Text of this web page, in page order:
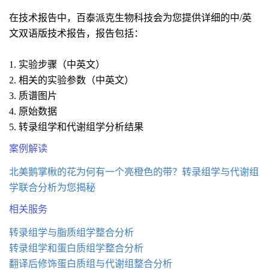
在技术报告中，百泰派克生物科技会为您提供详细的中/英
文双语版技术报告，报告包括：
1. 实验步骤（中英文）
2. 相关的实验参数（中英文）
3. 质谱图片
4. 原始数据
5. 转录组学和代谢组学分析结果
案例解读
北美鹅掌楸的花为何有一个亮橙色的带？转录组学与代谢组
学联合分析为您揭秘
相关服务
转录组学与脂质组学整合分析
转录组学和蛋白质组学整合分析
翻译后修饰蛋白质组与代谢组整合分析